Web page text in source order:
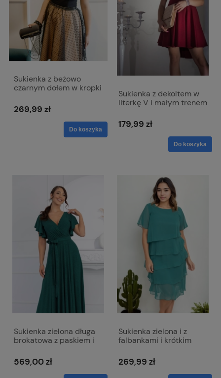
Sukienka z beżowo
czarnym dołem w kropki
269,99 zł
Do koszyka
Sukienka z dekoltem w
literkę V i małym trenem
179,99 zł
Do koszyka
Sukienka zielona długa
brokatowa z paskiem i
569,00 zł
Sukienka zielona i z
falbankami i krótkim
269,99 zł